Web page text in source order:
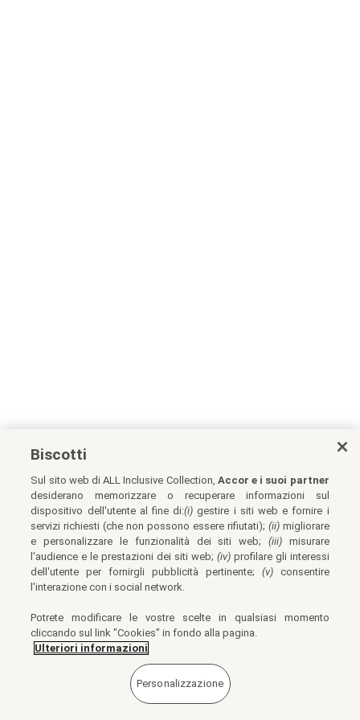
Biscotti
Sul sito web di ALL Inclusive Collection, Accor e i suoi partner
desiderano memorizzare o recuperare informazioni sul
dispositivo dell'utente al fine di:(i) gestire i siti web e fornire i
servizi richiesti (che non possono essere rifiutati); (ii)migliorare
e personalizzare le funzionalità dei siti web; (iii)misurare
l'audience e le prestazioni dei siti web; (iv)profilare gli interessi
dell'utente per fornirgli pubblicità pertinente; (v)consentire
l'interazione con i social network.
Potrete modificare le vostre scelte in qualsiasi momento
cliccando sul link "Cookies" in fondo alla pagina.
Ulteriori informazioni
Personalizzazione